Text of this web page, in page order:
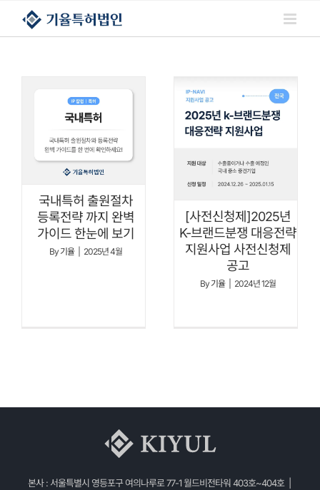
콘텐츠로
건너뛰기
국내특허 출원절차
등록전략 까지 완벽
가이드 한눈에 보기
By기율 2025년 4월
[사전신청제]2025년
K-브랜드분쟁 대응전략
지원사업 사전신청제
공고
By기율 2024년 12월
본사 : 서울특별시 영등포구 여의나루로 77-1 월드비전타워 403호~404호 |